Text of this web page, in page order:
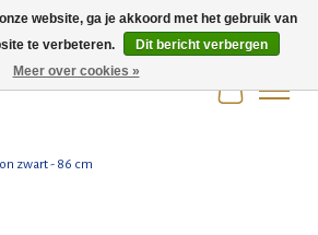
de zomervakantie.
zwart - 86 cm
website, ga je akkoord met het gebruik van
te verbeteren.
Dit bericht verbergen
Meer over cookies »